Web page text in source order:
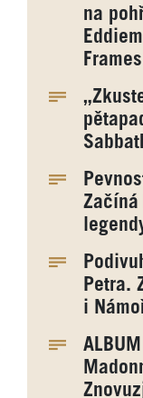
na
Frames
Petra.
i